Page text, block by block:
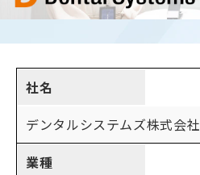
社名
デンタルシステムズ株式会社
業種